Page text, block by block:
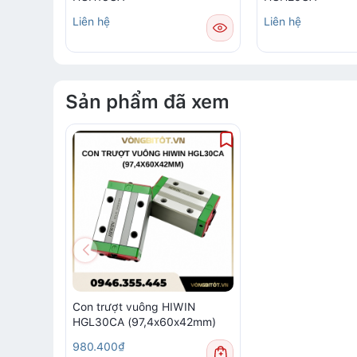
Liên hệ
Liên hệ
Sản phẩm đã xem
Con trượt vuông HIWIN
HGL30CA (97,4x60x42mm)
980.400₫